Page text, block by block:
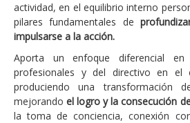
Gestión de la seguridad de la
Tecnología
Arquitectura TI empresarial
Gestión TI
Seguridad y riesgos
actividad, en el equilibrio interno
pilares fundamentales de
impulsarse a la acción.
Aporta un enfoque diferencial
profesionales y del directivo en el
produciendo una transformación
mejorandoel logro y la consecución
la toma de conciencia, conexión